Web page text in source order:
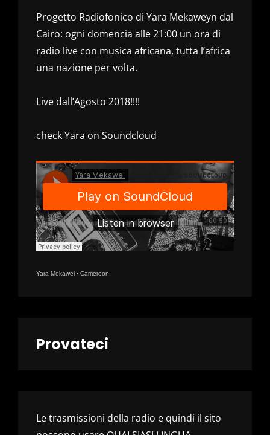
Progetto Radiofonico di Yara Mekaweyn dal
Cairo: ogni domencia alle 21:00 un ora di
radio live con musica africana, tutta l’africa
una nazione per volta.
Live dall’Agosto 2018!!!!
check Yara on Soundcloud
Yara Mekawei · Cameroon
Provateci
Le trasmissioni della radio e quindi il sito